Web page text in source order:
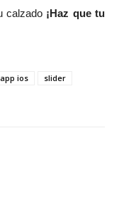
calzado ¡Haz que tu
app ios
slider